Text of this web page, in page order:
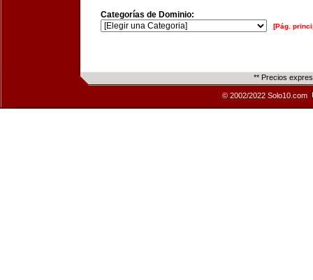
Categorías de Dominio:
[Pág.
** Precios
© 2002/2022 Solo10.com